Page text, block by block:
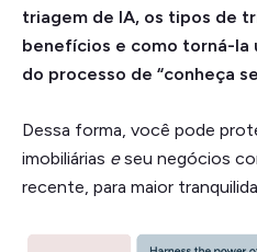
triagem de IA, os tipos de
benefícios e como torná-la
do processo de “conheça
Dessa forma, você pode
imobiliárias eseu negócios
recente, para maior